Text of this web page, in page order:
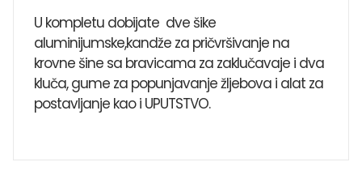
U kompletu dobijate dve šike
aluminijumske,kandže za pričvršivanje na
krovne šine sa bravicama za zaklučavaje i dva
kluča, gume za popunjavanje žljebova i alat za
postavljanje kao i UPUTSTVO.